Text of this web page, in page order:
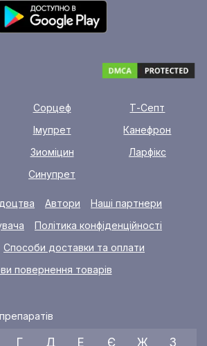
Сорцеф
Т-Септ
Імупрет
Канефрон
Зиоміцин
Ларфікс
Синупрет
Автори
Наші партнери
Політика конфіденційності
Способи доставки та оплати
повернення товарів
Г Д Е Є Ж З